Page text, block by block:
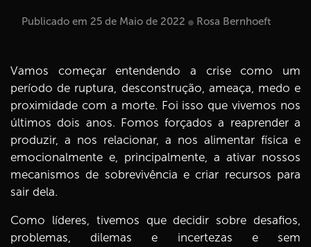
Publicado em 25 de Maio de 2022 Rosa Bernhoeft
Vamos começar entendendo a crise como um
período de ruptura, desconstrução, ameaça, medo e
proximidade com a morte. Foi isso que vivemos nos
últimos dois anos. Fomos forçados a reaprender a
produzir, a nos relacionar, a nos alimentar física e
emocionalmente e, principalmente, a ativar nossos
mecanismos de sobrevivência e criar recursos para
sair dela.
Como líderes, tivemos que decidir sobre desafios,
problemas, dilemas e incertezas e sem